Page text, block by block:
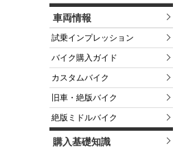
車両情報
試乗インプレッション
バイク購入ガイド
カスタムバイク
旧車・絶版バイク
絶版ミドルバイク
購入基礎知識